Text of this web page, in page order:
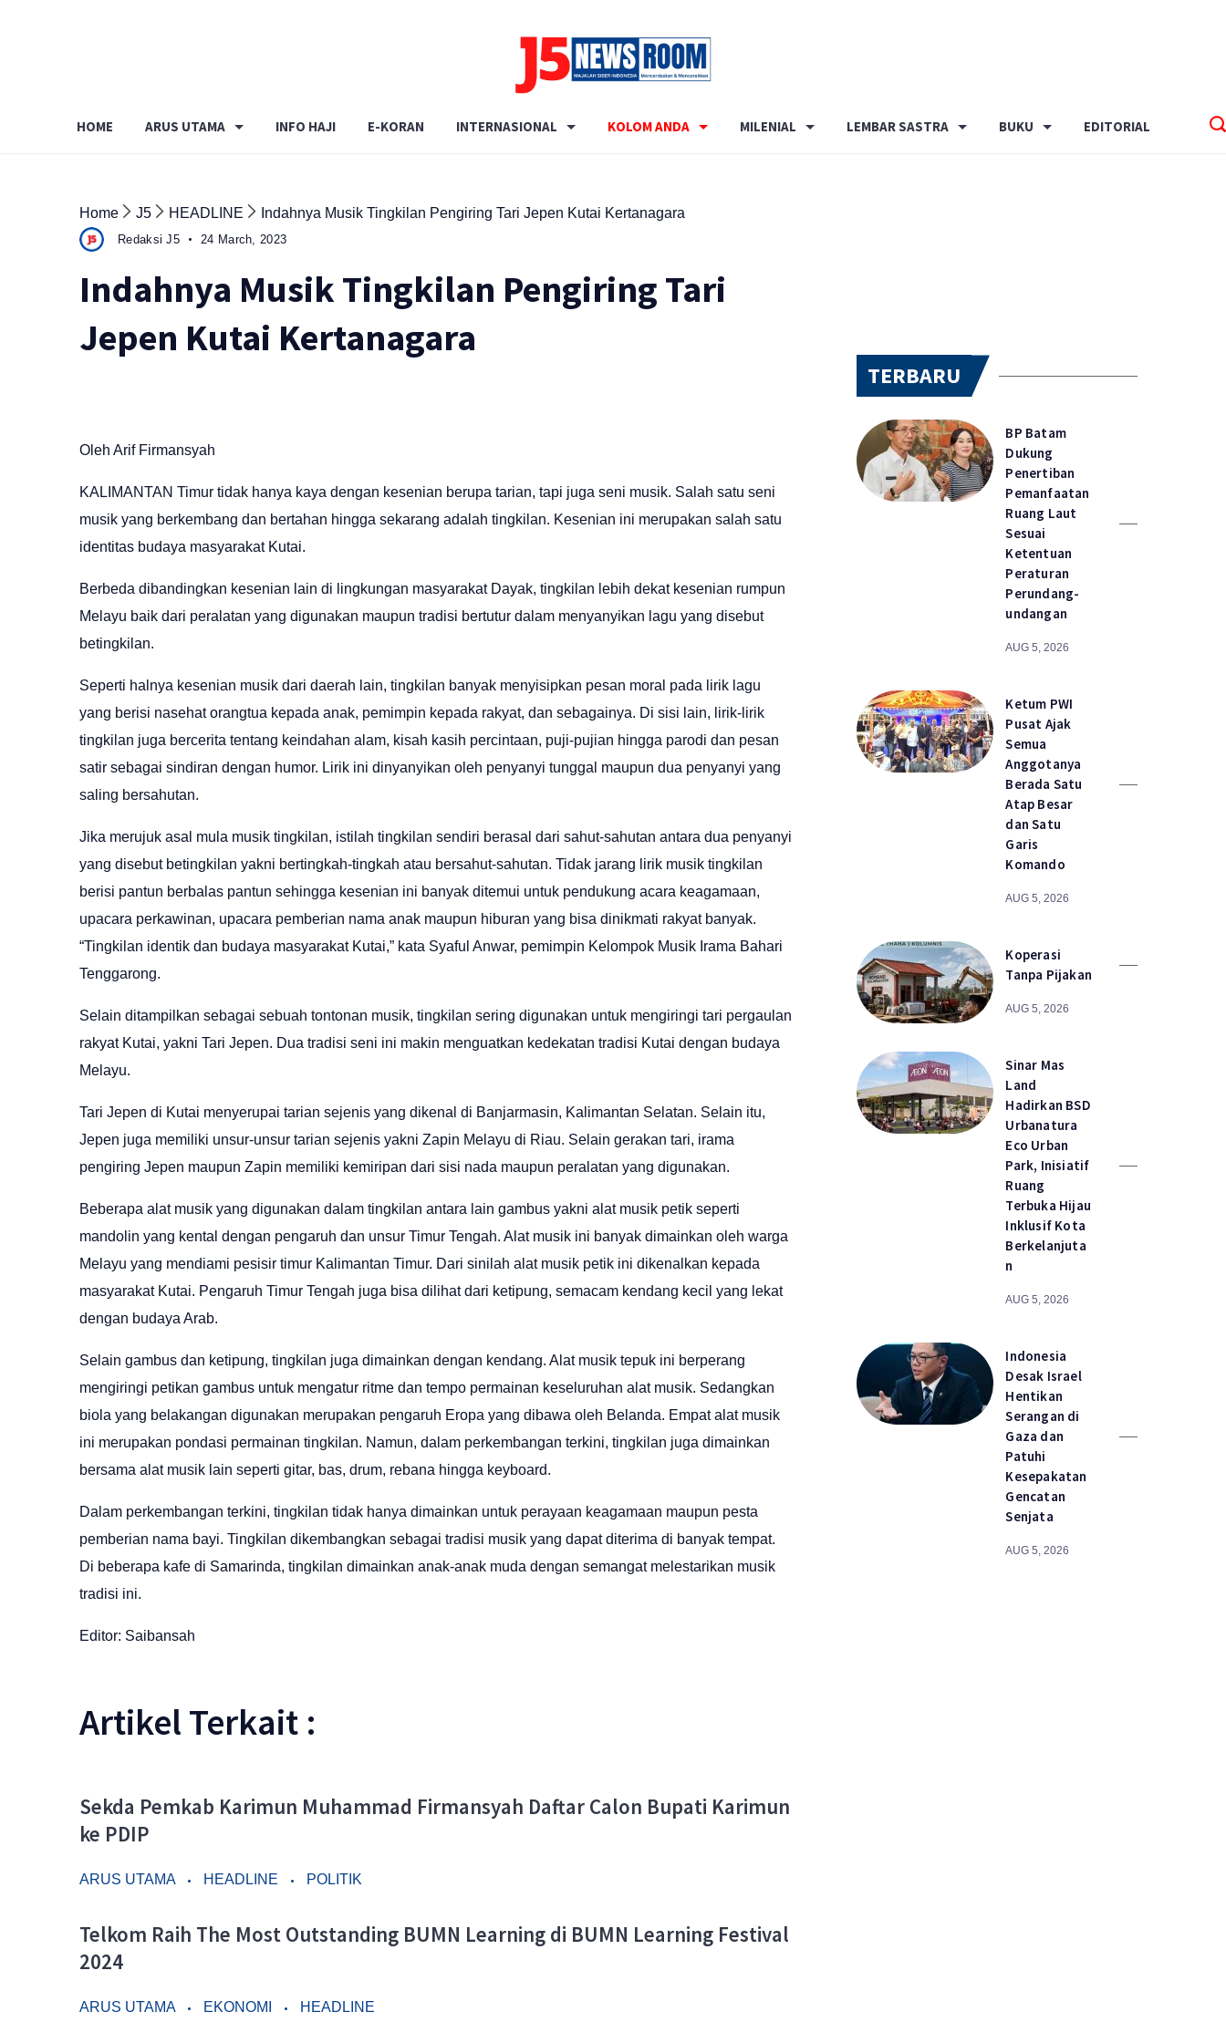
Dewan
HOME ARUS UTAMA INFO HAJI E-KORAN INTERNASIONAL KOLOM ANDA MILENIAL LEMBAR SASTRA BUKU EDITORIAL
Home J5 HEADLINE Indahnya Musik Tingkilan Pengiring Tari Jepen Kutai Kertanagara
Redaksi J5 24 March, 2023
Indahnya Musik Tingkilan Pengiring Tari
Jepen Kutai Kertanagara
Oleh Arif Firmansyah
KALIMANTAN Timur tidak hanya kaya dengan kesenian berupa tarian, tapi juga seni musik. Salah satu seni
musik yang berkembang dan bertahan hingga sekarang adalah tingkilan. Kesenian ini merupakan salah satu
identitas budaya masyarakat Kutai.
Berbeda dibandingkan kesenian lain di lingkungan masyarakat Dayak, tingkilan lebih dekat kesenian rumpun
Melayu baik dari peralatan yang digunakan maupun tradisi bertutur dalam menyanyikan lagu yang disebut
betingkilan.
Seperti halnya kesenian musik dari daerah lain, tingkilan banyak menyisipkan pesan moral pada lirik lagu
yang berisi nasehat orangtua kepada anak, pemimpin kepada rakyat, dan sebagainya. Di sisi lain, lirik-lirik
tingkilan juga bercerita tentang keindahan alam, kisah kasih percintaan, puji-pujian hingga parodi dan pesan
satir sebagai sindiran dengan humor. Lirik ini dinyanyikan oleh penyanyi tunggal maupun dua penyanyi yang
saling bersahutan.
Jika merujuk asal mula musik tingkilan, istilah tingkilan sendiri berasal dari sahut-sahutan antara dua penyanyi
yang disebut betingkilan yakni bertingkah-tingkah atau bersahut-sahutan. Tidak jarang lirik musik tingkilan
berisi pantun berbalas pantun sehingga kesenian ini banyak ditemui untuk pendukung acara keagamaan,
upacara perkawinan, upacara pemberian nama anak maupun hiburan yang bisa dinikmati rakyat banyak.
“Tingkilan identik dan budaya masyarakat Kutai,” kata Syaful Anwar, pemimpin Kelompok Musik Irama Bahari
Tenggarong.
Selain ditampilkan sebagai sebuah tontonan musik, tingkilan sering digunakan untuk mengiringi tari pergaulan
rakyat Kutai, yakni Tari Jepen. Dua tradisi seni ini makin menguatkan kedekatan tradisi Kutai dengan budaya
Melayu.
Tari Jepen di Kutai menyerupai tarian sejenis yang dikenal di Banjarmasin, Kalimantan Selatan. Selain itu,
Jepen juga memiliki unsur-unsur tarian sejenis yakni Zapin Melayu di Riau. Selain gerakan tari, irama
pengiring Jepen maupun Zapin memiliki kemiripan dari sisi nada maupun peralatan yang digunakan.
Beberapa alat musik yang digunakan dalam tingkilan antara lain gambus yakni alat musik petik seperti
mandolin yang kental dengan pengaruh dan unsur Timur Tengah. Alat musik ini banyak dimainkan oleh warga
Melayu yang mendiami pesisir timur Kalimantan Timur. Dari sinilah alat musik petik ini dikenalkan kepada
masyarakat Kutai. Pengaruh Timur Tengah juga bisa dilihat dari ketipung, semacam kendang kecil yang lekat
dengan budaya Arab.
Selain gambus dan ketipung, tingkilan juga dimainkan dengan kendang. Alat musik tepuk ini berperang
mengiringi petikan gambus untuk mengatur ritme dan tempo permainan keseluruhan alat musik. Sedangkan
biola yang belakangan digunakan merupakan pengaruh Eropa yang dibawa oleh Belanda. Empat alat musik
ini merupakan pondasi permainan tingkilan. Namun, dalam perkembangan terkini, tingkilan juga dimainkan
bersama alat musik lain seperti gitar, bas, drum, rebana hingga keyboard.
Dalam perkembangan terkini, tingkilan tidak hanya dimainkan untuk perayaan keagamaan maupun pesta
pemberian nama bayi. Tingkilan dikembangkan sebagai tradisi musik yang dapat diterima di banyak tempat.
Di beberapa kafe di Samarinda, tingkilan dimainkan anak-anak muda dengan semangat melestarikan musik
tradisi ini.
Editor: Saibansah
Artikel Terkait :
Sekda Pemkab Karimun Muhammad Firmansyah Daftar Calon Bupati Karimun
ke PDIP
ARUS UTAMA HEADLINE POLITIK
Telkom Raih The Most Outstanding BUMN Learning di BUMN Learning Festival
2024
ARUS UTAMA EKONOMI HEADLINE
TERBARU
BP Batam
Dukung
Penertiban
Pemanfaatan
Ruang Laut
Sesuai
Ketentuan
Peraturan
Perundang-
undangan
AUG 5, 2026
Ketum PWI
Pusat Ajak
Semua
Anggotanya
Berada Satu
Atap Besar
dan Satu
Garis
Komando
AUG 5, 2026
Koperasi
Tanpa Pijakan
AUG 5, 2026
Sinar Mas
Land
Hadirkan BSD
Urbanatura
Eco Urban
Park, Inisiatif
Ruang
Terbuka Hijau
Inklusif Kota
Berkelanjuta
n
AUG 5, 2026
Indonesia
Desak Israel
Hentikan
Serangan di
Gaza dan
Patuhi
Kesepakatan
Gencatan
Senjata
AUG 5, 2026